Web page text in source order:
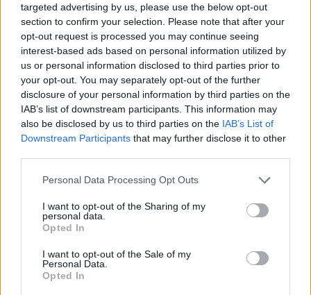
targeted advertising by us, please use the below opt-out
section to confirm your selection. Please note that after your
opt-out request is processed you may continue seeing
interest-based ads based on personal information utilized by
us or personal information disclosed to third parties prior to
your opt-out. You may separately opt-out of the further
disclosure of your personal information by third parties on the
IAB’s list of downstream participants. This information may
also be disclosed by us to third parties on the IAB’s List of
Downstream Participants that may further disclose it to other
Personal Data Processing Opt Outs
I want to opt-out of the Sharing of my
personal data.
Opted In
I want to opt-out of the Sale of my
Personal Data.
Opted In
Επιλογές Που Ταιριάζουν
Ανακαλύψτε τα κοσμήματα που αγαπήθηκαν περισσότερο!
Εδώ θα βρείτε τις κορυφαίες επιλογές που ξεχωρίζουν για
το μοναδικό τους στυλ και την εξαιρετική τους ποιότητα.
ΧΡΥΣΌΣ 18 ΚΑΡΑΤΊΩΝ -10%